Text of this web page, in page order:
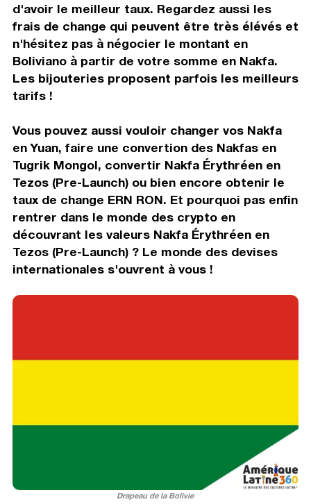
d'avoir le meilleur taux. Regardez aussi les
frais de change qui peuvent être très élévés et
n'hésitez pas à négocier le montant en
Boliviano à partir de votre somme en Nakfa.
Les bijouteries proposent parfois les meilleurs
tarifs !
Vous pouvez aussi vouloir changer vos Nakfa
en Yuan, faire une convertion des Nakfas en
Tugrik Mongol, convertir Nakfa Érythréen en
Tezos (Pre-Launch) ou bien encore obtenir le
taux de change ERN RON. Et pourquoi pas enfin
rentrer dans le monde des crypto en
découvrant les valeurs Nakfa Érythréen en
Tezos (Pre-Launch) ? Le monde des devises
internationales s'ouvrent à vous !
Drapeau de la Bolivie